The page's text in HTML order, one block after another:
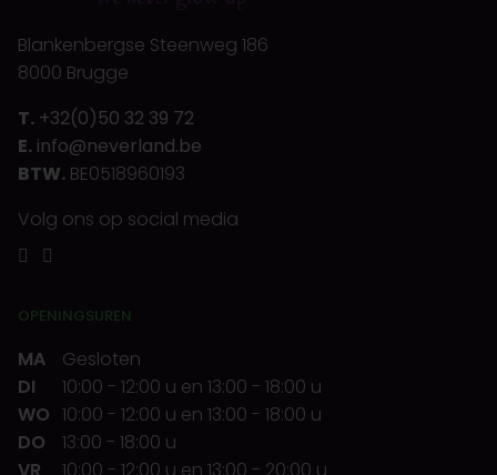
Blankenbergse Steenweg 186
8000 Brugge
T. +32(0)50 32 39 72
E. info@neverland.be
BTW. BE0518960193
Volg ons op social media
OPENINGSUREN
MA
Gesloten
DI
10:00 - 12:00 u en 13:00 - 18:00 u
WO 10:00 - 12:00 u en 13:00 - 18:00 u
DO
13:00 - 18:00 u